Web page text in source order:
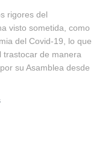
rigores del
visto sometida, como
del Covid-19, lo que
trastocar de manera
su Asamblea desde